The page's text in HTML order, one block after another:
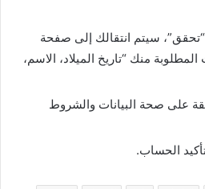
سيتم انتقالك إلى صفحة
منك “تاريخ الميلاد، الاسم،
على صحة البيانات والشروط
الحساب.